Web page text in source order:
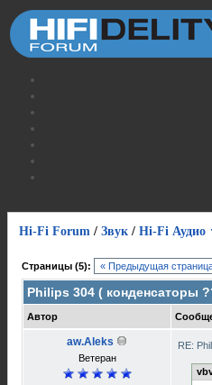
Hi-Fi Forum / Звук / Hi-Fi Аудио
Страницы (5): « Предыдущая
Philips 304 ( конденсаторы
Автор
aw.Aleks
Ветеран
RE: